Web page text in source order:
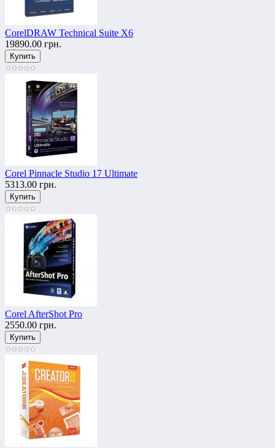
CorelDRAW Technical Suite X6
19890.00 грн.
Corel Pinnacle Studio 17 Ultimate
5313.00 грн.
Corel AfterShot Pro
2550.00 грн.